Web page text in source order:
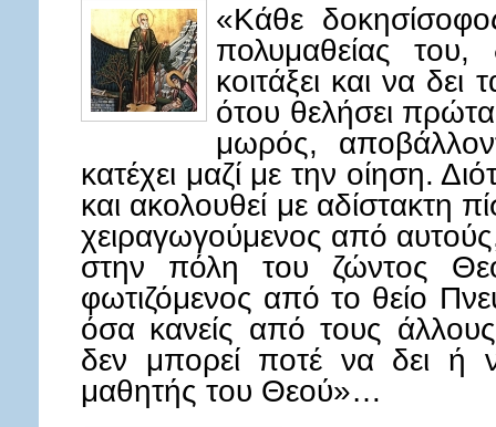
«Κάθε
πολυμαθείας
κοιτάξει και να
ότου θελήσει πρώτα
μωρός,
κατέχει μαζί με την οίηση.
και ακολουθεί με αδίστακτη
χειραγωγούμενος από αυτούς,
στην πόλη του ζώντος
φωτιζόμενος από το θείο
όσα κανείς από τους
δεν μπορεί ποτέ να δει ή
μαθητής του Θεού»…